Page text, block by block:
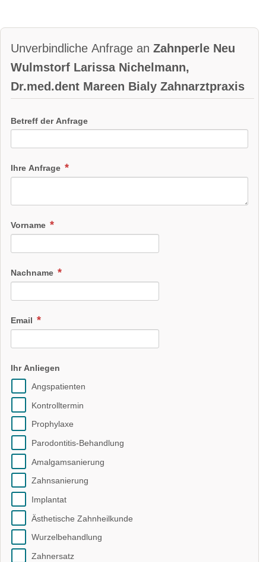
Unverbindliche Anfrage an Zahnperle Neu
Wulmstorf Larissa Nichelmann,
Dr.med.dent Mareen Bialy Zahnarztpraxis
Betreff der Anfrage
Ihre Anfrage
Vorname
Nachname
Email
Ihr Anliegen
Angspatienten
Kontrolltermin
Prophylaxe
Parodontitis-Behandlung
Amalgamsanierung
Zahnsanierung
Implantat
Ästhetische Zahnheilkunde
Wurzelbehandlung
Zahnersatz